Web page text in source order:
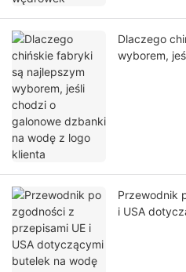
Dlaczego
wyborem,
Przewodnik
i USA